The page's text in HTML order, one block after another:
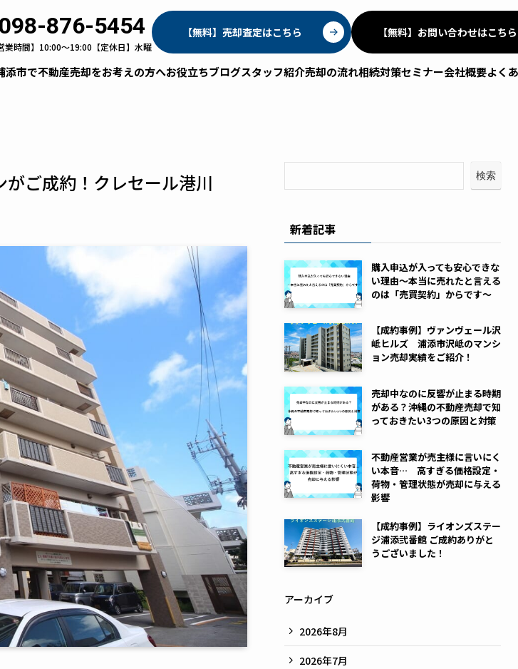
098-876-5454
業時間】10:00～19:00【定休日】水曜
【無料】売却査定はこちら 【無料】お問い合わせはこちら
添市で不動産売却をお考えの方へお役立ちブログスタッフ紹介売却の流れ相続対策セミナー会社概要よく
ご成約！クレセール港川 検索
新着記事
購入申込が入っても安心できな
い理由～本当に売れたと言える
のは「売買契約」からです～
【成約事例】ヴァンヴェール沢
岻ヒルズ 浦添市沢岻のマンシ
ョン売却実績をご紹介！
売却中なのに反響が止まる時期
がある？沖縄の不動産売却で知
っておきたい3つの原因と対策
不動産営業が売主様に言いにく
い本音… 高すぎる価格設定・
荷物・管理状態が売却に与える
影響
【成約事例】ライオンズステー
ジ浦添弐番館 ご成約ありがと
うございました！
アーカイブ
2026年8月
2026年7月